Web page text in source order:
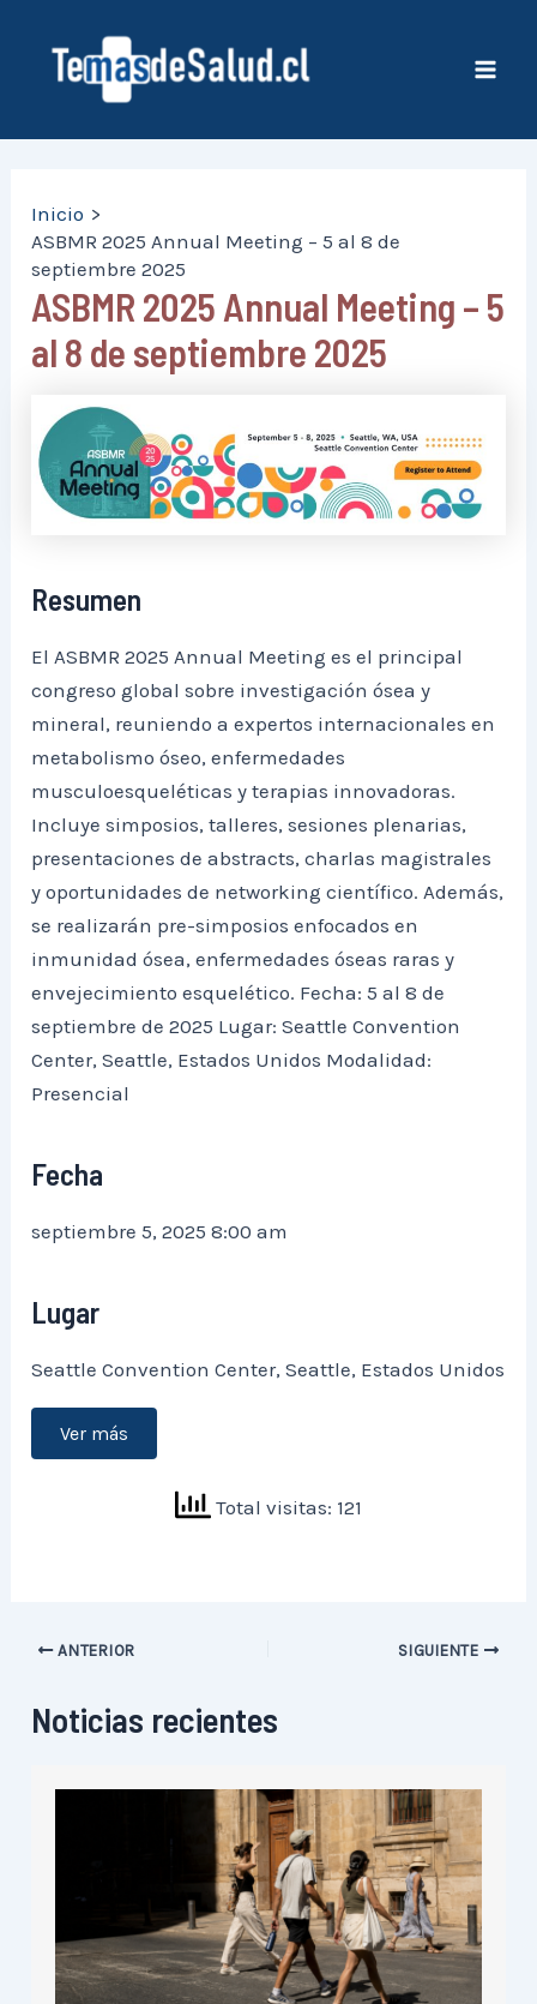
contenido
Inicio
ASBMR 2025 Annual Meeting – 5 al 8 de
septiembre 2025
ASBMR 2025 Annual Meeting – 5
al 8 de septiembre 2025
Resumen
El ASBMR 2025 Annual Meeting es el principal
congreso global sobre investigación ósea y
mineral, reuniendo a expertos internacionales en
metabolismo óseo, enfermedades
musculoesqueléticas y terapias innovadoras.
Incluye simposios, talleres, sesiones plenarias,
presentaciones de abstracts, charlas magistrales
y oportunidades de networking científico. Además,
se realizarán pre-simposios enfocados en
inmunidad ósea, enfermedades óseas raras y
envejecimiento esquelético. Fecha: 5 al 8 de
septiembre de 2025 Lugar: Seattle Convention
Center, Seattle, Estados Unidos Modalidad:
Presencial
Fecha
septiembre 5, 2025 8:00 am
Lugar
Seattle Convention Center, Seattle, Estados Unidos
Ver más
Total visitas: 121
ANTERIOR SIGUIENTE
Noticias recientes